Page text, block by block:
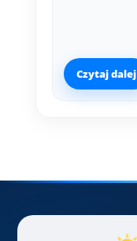
Czytaj dalej